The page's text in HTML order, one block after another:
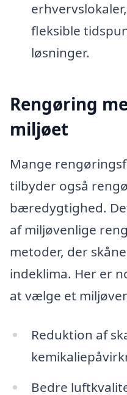
fleksible
løsninger.
Rengøring
miljøet
Mange
tilbyder også
bæredygtighed.
af miljøvenlige
metoder, der
indeklima. Her er
at vælge et
Reduktion af
Bedre